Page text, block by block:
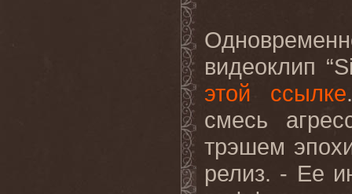
видеоклип
этой ссылке
смесь
трэшем
релиз. - Ее